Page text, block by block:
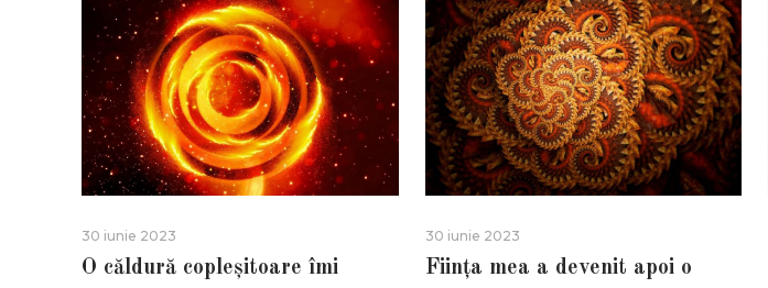
30 iunie 2023
O căldură copleșitoare îmi
30 iunie 2023
Ființa mea a devenit apoi o